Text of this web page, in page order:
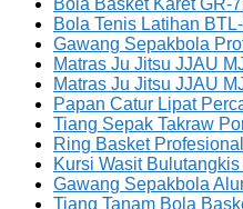
Bola Basket Karet GR-
Bola Tenis Latihan
Gawang Sepakbola
Matras Ju Jitsu JJAU
Matras Ju Jitsu JJAU
Papan Catur Lipat
Tiang Sepak Takraw
Ring Basket
Kursi Wasit
Gawang Sepakbola
Tiang Tanam Bola